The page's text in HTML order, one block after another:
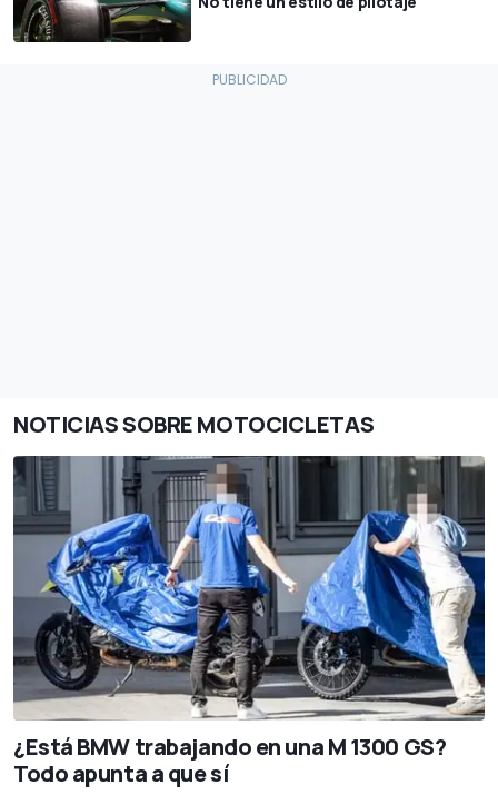
NOTICIAS SOBRE MOTOCICLETAS
¿Está BMW trabajando en una M 1300 GS?
Todo apunta a que sí